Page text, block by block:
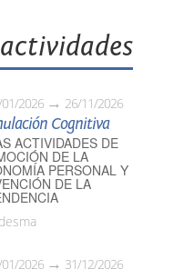
2026 26/11/2026
Cognitiva
ACTIVIDADES DE
DE LA
PERSONAL Y
DE LA
2026 31/12/2026